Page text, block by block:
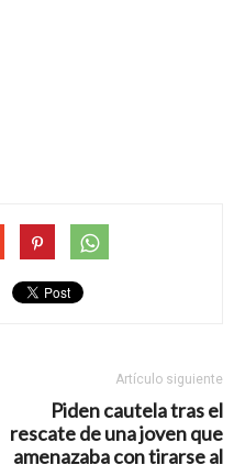
Artículo siguiente
Piden cautela tras el
rescate de una joven que
amenazaba con tirarse al